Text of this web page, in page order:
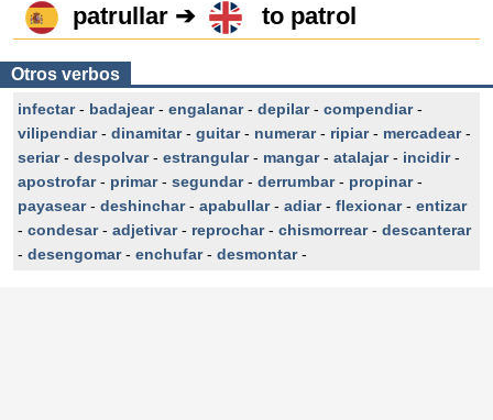
patrullar ➔ to patrol
Otros verbos
infectar- badajear- engalanar- depilar- compendiar-
vilipendiar- dinamitar- guitar- numerar- ripiar- mercadear-
seriar- despolvar- estrangular- mangar- atalajar- incidir-
apostrofar- primar- segundar- derrumbar- propinar-
payasear- deshinchar- apabullar- adiar- flexionar- entizar
- condesar- adjetivar- reprochar- chismorrear- descanterar
- desengomar- enchufar- desmontar-